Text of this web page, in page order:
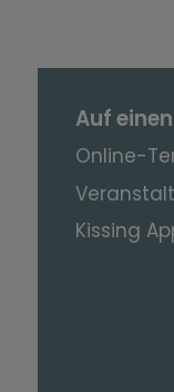
Auf
Online-
Kissing